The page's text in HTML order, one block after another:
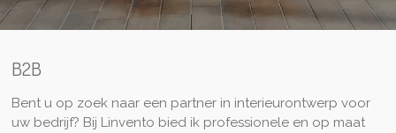
B2B
Bent u op zoek naar een partner in interieurontwerp voor
uw bedrijf? Bij Linvento bied ik professionele en op maat